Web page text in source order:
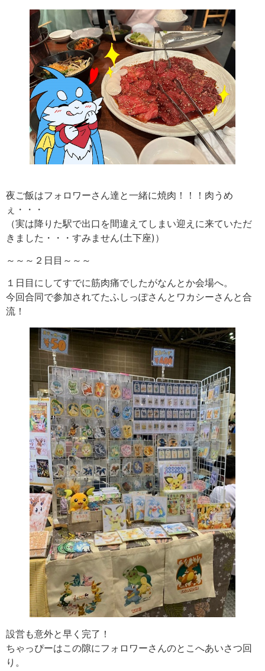
夜ご飯はフォロワーさん達と一緒に焼肉！！！肉うめ
ぇ・・・
（実は降りた駅で出口を間違えてしまい迎えに来ていただ
きました・・・すみません(土下座)）
～～～２日目～～～
１日目にしてすでに筋肉痛でしたがなんとか会場へ。
今回合同で参加されてたふしっぽさんとワカシーさんと合
流！
設営も意外と早く完了！
ちゃっぴーはこの隙にフォロワーさんのとこへあいさつ回
り。